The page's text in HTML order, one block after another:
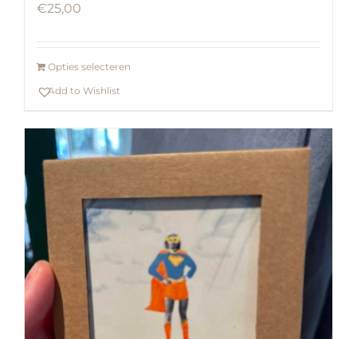
€25,00
Opties selecteren
Add to Wishlist